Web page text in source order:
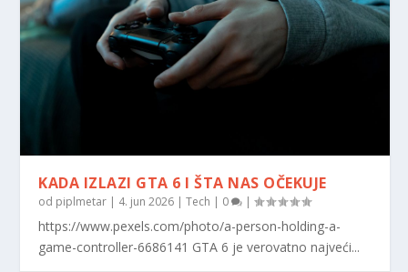
KADA IZLAZI GTA 6 I ŠTA NAS OČEKUJE
od piplmetar | 4. jun 2026 |Tech | 0 |
https://www.pexels.com/photo/a-person-holding-a-
game-controller-6686141 GTA 6 je verovatno najveći...